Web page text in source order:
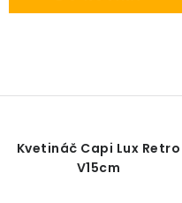
Kvetináč Capi Lux Retro
V15cm